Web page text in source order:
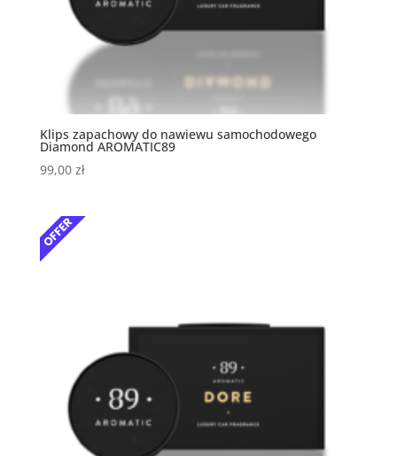
Klips zapachowy do nawiewu samochodowego
Diamond AROMATIC89
99,00 zł